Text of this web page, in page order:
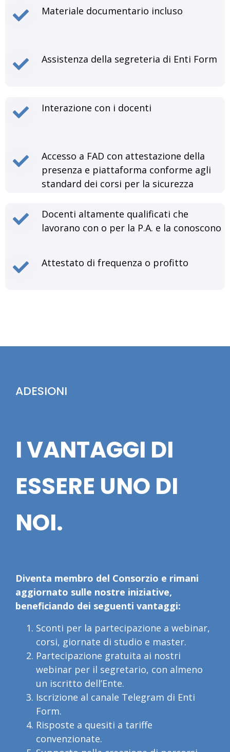
Materiale documentario incluso
Assistenza della segreteria di Enti Form
Interazione con i docenti
Accesso a FAD con attestazione della
presenza e piattaforma conforme agli
standard dei corsi per la sicurezza
Docenti altamente qualificati che
lavorano con o per la P.A. e la conoscono
Attestato di frequenza o profitto
ADESIONI
I VANTAGGI DI
ESSERE UNO DI
NOI.
Diventa membro del Consorzio e rimani
aggiornato sulle nostre iniziative,
beneficiando dei seguenti vantaggi:
Sconti per la partecipazione a webinar,
corsi, giornate di studio e master.
Partecipazione gratuita ai nostri
webinar per il segretario, con almeno
un iscritto dell’Ente.
Iscrizione al canale Telegram di Enti
Form.
Risposte a quesiti a tariffe
convenzionate.